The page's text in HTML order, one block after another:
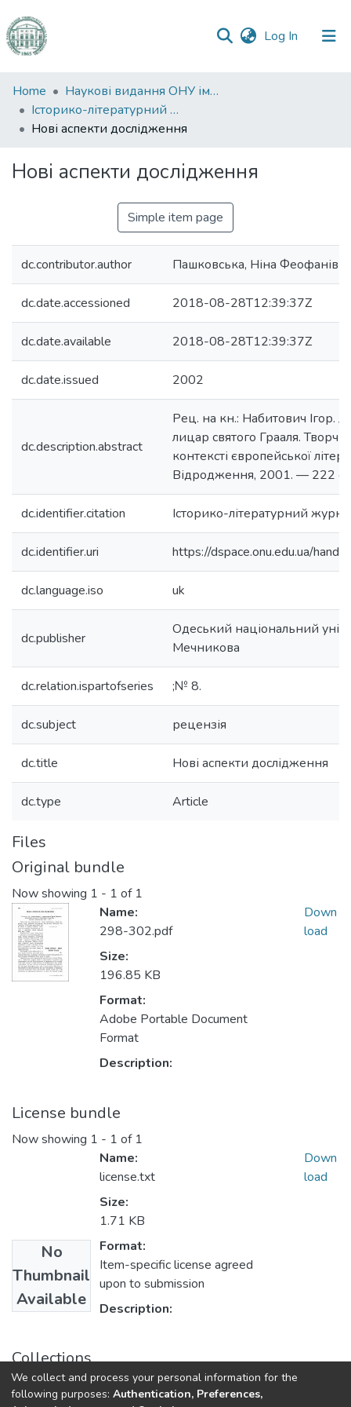
Log In (current)
Communities
&
Collections
Home
Наукові видання ОНУ імені І. І. Мечникова
Історико-літературний журнал
Нові аспекти дослідження
Нові аспекти дослідження
Simple item page
dc.contributor.author Пашковська, Ніна
dc.date.accessioned 2018-08-28T12:39:37Z
dc.date.available 2018-08-28T12:39:37Z
dc.date.issued 2002
dc.description.abstract
Рец. на кн.: Набитович Ігор.
лицар святого Грааля.
контексті європейської
Відродження, 2001. — 222 с.
dc.identifier.citation Історико-літературний
dc.identifier.uri https://dspace.onu.edu.ua/
dc.language.iso uk
dc.publisher
Одеський національний
Мечникова
dc.relation.ispartofseries ;№ 8.
dc.subject рецензія
dc.title Нові аспекти дослідження
dc.type Article
Files
Original bundle
Now showing 1 - 1 of 1
Name:
298-302.pdf
Size:
196.85 KB
Format:
Adobe Portable Document
Format
Description:
Down
load
License bundle
Now showing 1 - 1 of 1
No
Thumbnail
Available
Name:
license.txt
Size:
1.71 KB
Format:
Item-specific license agreed
upon to submission
Description:
Down
load
Collections
Історико-літературний журнал
We collect and process your personal information for the
following purposes: Authentication, Preferences,